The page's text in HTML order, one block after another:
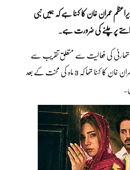
عمران خان کا کہنا ہے کہ ہمیں نبی
پر چلنے کی ضرورت ہے۔
کی فعالیت سے متعلق تقریب سے
خطاب کرتے ہوئے وزیراعظم عمران خان کا کہنا تھا کہ 3 ماہ کی محنت کے بعد